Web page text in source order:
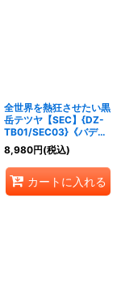
全世界を熱狂させたい黒
岳テツヤ【SEC】{DZ-
TB01/SEC03}《バディ
ファイト》
8,980円(税込)
カートに入れる